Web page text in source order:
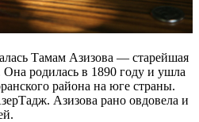
Тамам Азизова — старейшая
родилась в 1890 году и ушла
района на юге страны.
Азизова рано овдовела и